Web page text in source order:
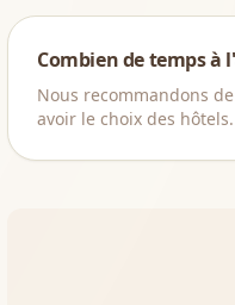
Combien de temps à
Nous recommandons
avoir le choix des